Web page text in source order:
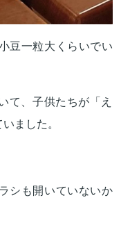
豆一粒大くらいでい
て、子供たちが「 え
ました。
シも開いていないか